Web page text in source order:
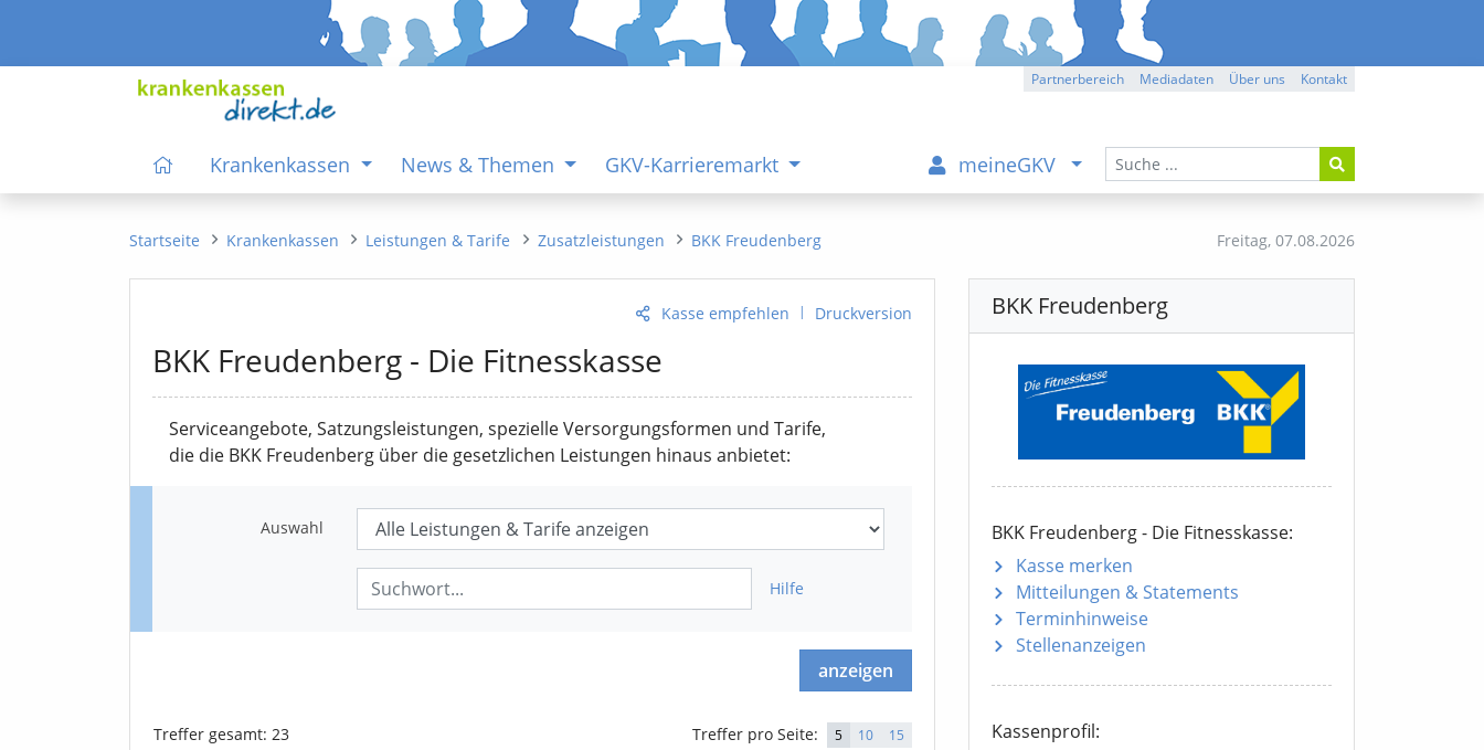
Partnerbereich Mediadaten Über uns Kontakt
Krankenkassen News & Themen GKV-Karrieremarkt meineGKV
Freitag, 07.08.2026
Startseite Krankenkassen Leistungen & Tarife Zusatzleistungen BKK Freudenberg
Kasse empfehlen | Druckversion
BKK Freudenberg - Die Fitnesskasse
Serviceangebote, Satzungsleistungen, spezielle Versorgungsformen und Tarife,
die die BKK Freudenberg über die gesetzlichen Leistungen hinaus anbietet:
Auswahl
Hilfe
anzeigen
Treffer gesamt: 23 Trefferpro Seite: 5 10 15
BKK Freudenberg
BKK Freudenberg - Die Fitnesskasse:
Kasse merken
Mitteilungen & Statements
Terminhinweise
Stellenanzeigen
Kassenprofil: